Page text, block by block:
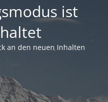
ist
an den neuen Inhalten